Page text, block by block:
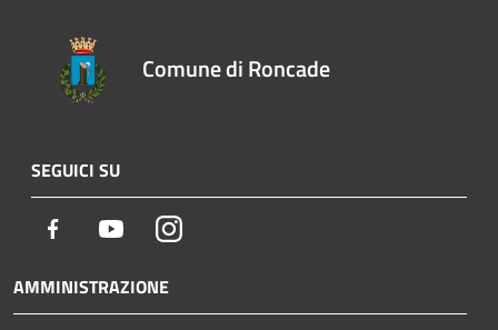
Comune di Roncade
SEGUICI SU
Facebook YoutubeInstagram
AMMINISTRAZIONE